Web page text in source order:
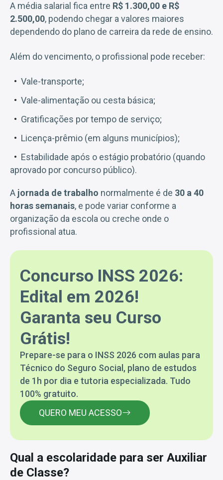
A média salarial fica entre R$ 1.300,00 e R$
2.500,00, podendo chegar a valores maiores
dependendo do plano de carreira da rede de ensino.
Além do vencimento, o profissional pode receber:
Vale-transporte;
Vale-alimentação ou cesta básica;
Gratificações por tempo de serviço;
Licença-prêmio (em alguns municípios);
Estabilidade após o estágio probatório (quando
aprovado por concurso público).
A jornada de trabalho normalmente é de 30 a 40
horas semanais, e pode variar conforme a
organização da escola ou creche onde o
profissional atua.
Concurso INSS 2026:
Edital em 2026!
Garanta seu Curso
Grátis!
Prepare-se para o INSS 2026 com aulas para
Técnico do Seguro Social, plano de estudos
de 1h por dia e tutoria especializada. Tudo
100% gratuito.
QUERO MEU ACESSO
Qual a escolaridade para ser Auxiliar
de Classe?